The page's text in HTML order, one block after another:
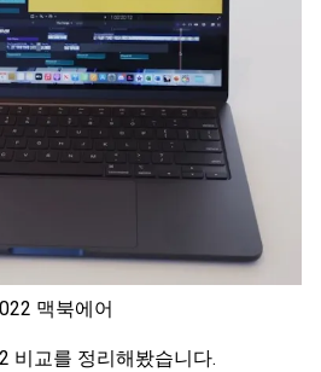
맥북에어
비교를 정리해봤습니다.